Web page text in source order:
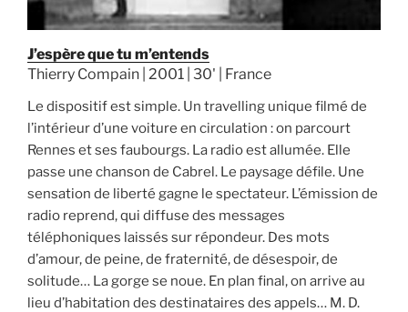
J’espère que tu m’entends
Thierry Compain | 2001 | 30' | France
Le dispositif est simple. Un travelling unique filmé de
l’intérieur d’une voiture en circulation : on parcourt
Rennes et ses faubourgs. La radio est allumée. Elle
passe une chanson de Cabrel. Le paysage défile. Une
sensation de liberté gagne le spectateur. L’émission de
radio reprend, qui diffuse des messages
téléphoniques laissés sur répondeur. Des mots
d’amour, de peine, de fraternité, de désespoir, de
solitude… La gorge se noue. En plan final, on arrive au
lieu d’habitation des destinataires des appels… M. D.